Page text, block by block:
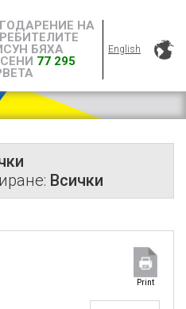
НА
БЯХА
77 295
English
Всички
Print